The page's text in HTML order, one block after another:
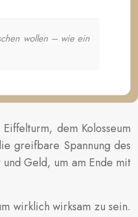
wollen – wie ein
dem Kolosseum
greifbare Spannung des
Geld, um am Ende mit
wirklich wirksam zu sein.